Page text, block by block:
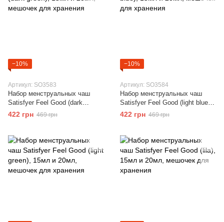
−10%
Артикул: SO3583
Набор менструальных чаш
Satisfyer Feel Good (dark
green), 15мл и 20мл, мешочек
для хранения
422 грн 469 грн
−10%
Артикул: SO3584
Набор менструальных чаш
Satisfyer Feel Good (light blue),
15мл и 20мл, мешочек для
хранения
422 грн 469 грн